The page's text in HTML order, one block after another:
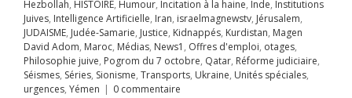
juive Pogrom
Qatar
judiciaire
Séries Sionisme
Ukraine Unités
urgences Yémen
Hezbollah, HISTOIRE, Humour, Incitation à la haine, Inde, Institutions
Juives, Intelligence Artificielle, Iran, israelmagnewstv, Jérusalem,
JUDAISME, Judée-Samarie, Justice, Kidnappés, Kurdistan, Magen
David Adom, Maroc, Médias, News1 , Offres d'emploi, otages,
Philosophie juive, Pogrom du 7 octobre, Qatar, Réforme judiciaire,
Séismes, Séries, Sionisme, Transports, Ukraine, Unités spéciales,
urgences, Yémen | 0 commentaire
militaire de
d’Assad
LA UNE Accords
Accords
israélo-
Afrique Alya